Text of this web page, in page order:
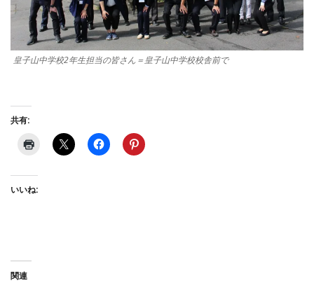
皇子山中学校2年生担当の皆さん＝皇子山中学校校舎前で
共有:
いいね:
関連